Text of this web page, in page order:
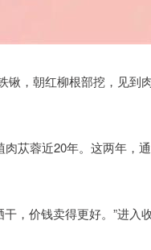
锹，朝红柳根部挖，见到
苁蓉近20年。这两年，
，价钱卖得更好。”进入